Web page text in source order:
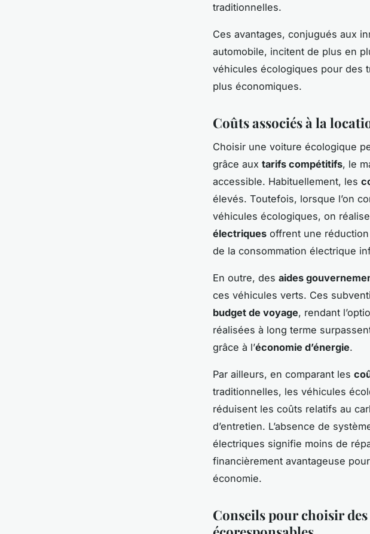
traditionnelles.
Ces avantages, conjugués aux
automobile, incitent de plus en
véhicules écologiques pour des
plus économiques.
Coûts associés à la
Choisir une voiture écologique
grâce aux tarifs compétitifs, le
accessible. Habituellement, les
élevés. Toutefois, lorsque l’on
véhicules écologiques, on
électriques offrent une
de la consommation électrique
En outre, des aides
ces véhicules verts. Ces
budget de voyage, rendant
réalisées à long terme
grâce à l’économie d’énergie.
Par ailleurs, en comparant les
traditionnelles, les véhicules
réduisent les coûts relatifs au
d’entretien. L’absence de
électriques signifie moins de
financièrement avantageuse
économie.
Conseils pour choisir